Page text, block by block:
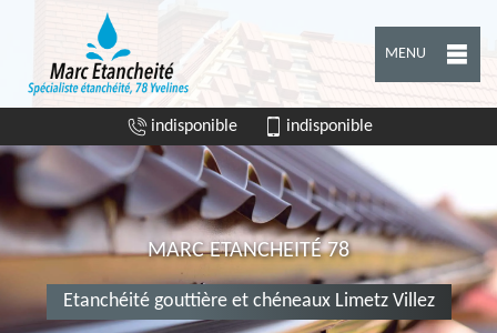
MENU
indisponible indisponible
MARC ETANCHEITÉ 78
Etanchéité gouttière et chéneaux Limetz Villez